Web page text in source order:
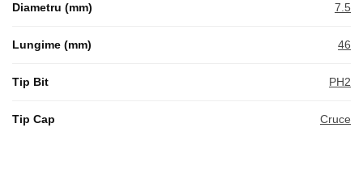
Diametru (mm) 7.5
Lungime (mm) 46
Tip Bit PH2
Tip Cap Cruce